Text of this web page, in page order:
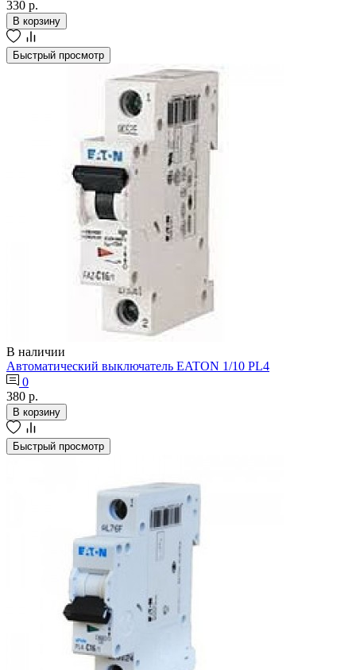
330 р.
В корзину
Быстрый просмотр
В наличии
Автоматический выключатель EATON 1/10 PL4
0
380 р.
В корзину
Быстрый просмотр